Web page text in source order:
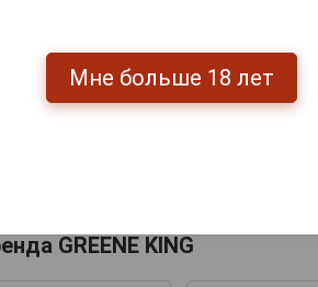
GREENE KING
Мне больше 18 лет